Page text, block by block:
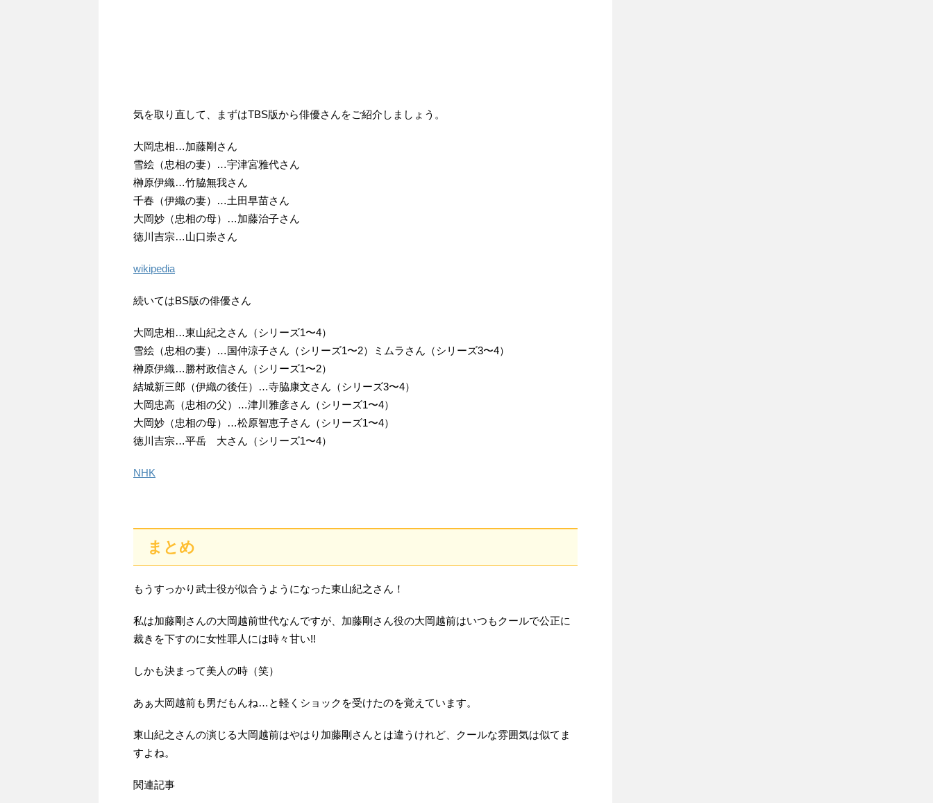
気を取り直して、まずはTBS版から俳優さんをご紹介しましょう。
大岡忠相…加藤剛さん
雪絵（忠相の妻）…宇津宮雅代さん
榊原伊織…竹脇無我さん
千春（伊織の妻）…土田早苗さん
大岡妙（忠相の母）…加藤治子さん
徳川吉宗…山口崇さん
wikipedia
続いてはBS版の俳優さん
大岡忠相…東山紀之さん（シリーズ1〜4）
雪絵（忠相の妻）…国仲涼子さん（シリーズ1〜2）ミムラさん（シリーズ3〜4）
榊原伊織…勝村政信さん（シリーズ1〜2）
結城新三郎（伊織の後任）…寺脇康文さん（シリーズ3〜4）
大岡忠高（忠相の父）…津川雅彦さん（シリーズ1〜4）
大岡妙（忠相の母）…松原智恵子さん（シリーズ1〜4）
徳川吉宗…平岳 大さん（シリーズ1〜4）
NHK
まとめ
もうすっかり武士役が似合うようになった東山紀之さん！
私は加藤剛さんの大岡越前世代なんですが、加藤剛さん役の大岡越前はいつもクールで公正に
裁きを下すのに女性罪人には時々甘い!!
しかも決まって美人の時（笑）
あぁ大岡越前も男だもんね…と軽くショックを受けたのを覚えています。
東山紀之さんの演じる大岡越前はやはり加藤剛さんとは違うけれど、クールな雰囲気は似てま
すよね。
関連記事